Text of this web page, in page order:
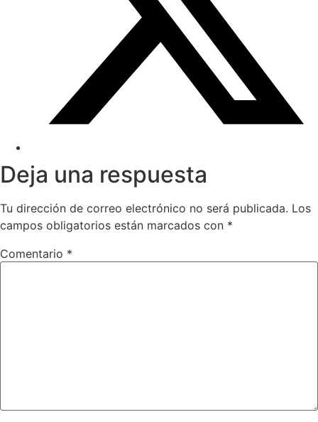
Deja una respuesta
Tu dirección de correo electrónico no será publicada. Los
campos obligatorios están marcados con *
Comentario *